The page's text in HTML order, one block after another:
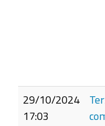
29/10/2024
17:03